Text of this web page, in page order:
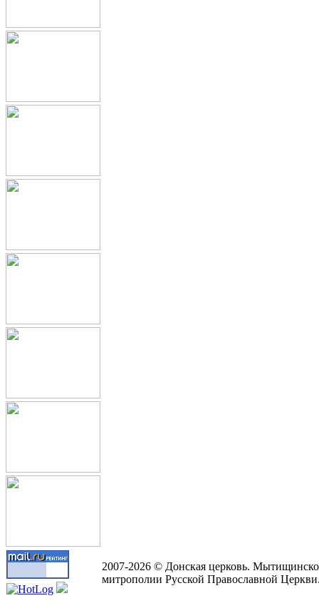
2007-2026 © Донская церковь.
митрополии Русской Православной